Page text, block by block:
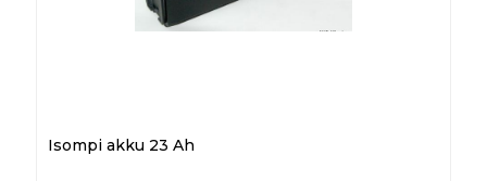
Isompi akku 23 Ah